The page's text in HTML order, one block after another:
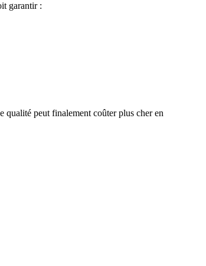
garantir :
qualité peut finalement coûter plus cher en